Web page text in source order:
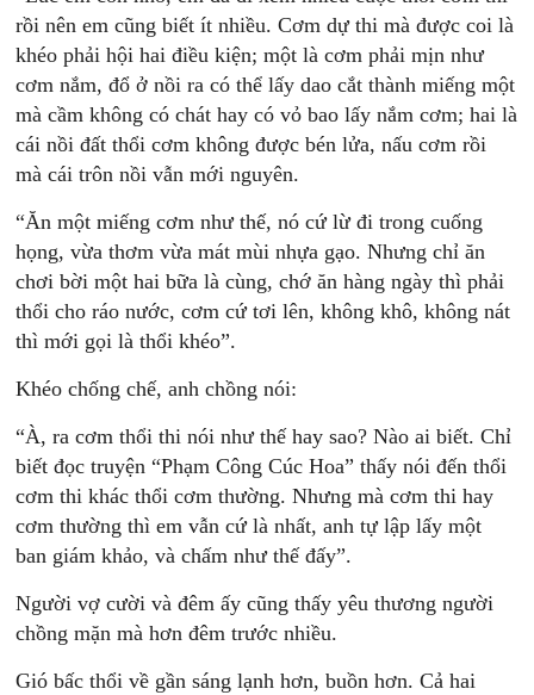
rồi nên em cũng biết ít nhiều. Cơm dự thi mà được coi là
khéo phải hội hai điều kiện; một là cơm phải mịn như
cơm nắm, đổ ở nồi ra có thể lấy dao cắt thành miếng một
mà cầm không có chát hay có vỏ bao lấy nắm cơm; hai là
cái nồi đất thổi cơm không được bén lửa, nấu cơm rồi
mà cái trôn nồi vẫn mới nguyên.
“Ăn một miếng cơm như thế, nó cứ lừ đi trong cuống
họng, vừa thơm vừa mát mùi nhựa gạo. Nhưng chỉ ăn
chơi bời một hai bữa là cùng, chớ ăn hàng ngày thì phải
thổi cho ráo nước, cơm cứ tơi lên, không khô, không nát
thì mới gọi là thổi khéo”.
Khéo chống chế, anh chồng nói:
“À, ra cơm thổi thi nói như thế hay sao? Nào ai biết. Chỉ
biết đọc truyện “Phạm Công Cúc Hoa” thấy nói đến thổi
cơm thi khác thổi cơm thường. Nhưng mà cơm thi hay
cơm thường thì em vẫn cứ là nhất, anh tự lập lấy một
ban giám khảo, và chấm như thế đấy”.
Người vợ cười và đêm ấy cũng thấy yêu thương người
chồng mặn mà hơn đêm trước nhiều.
Gió bấc thổi về gần sáng lạnh hơn, buồn hơn. Cả hai